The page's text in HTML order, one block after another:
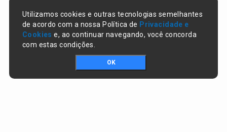
Utilizamos cookies e outras tecnologias semelhantes
de acordo com a nossa Política de Privacidade e
Cookies e, ao continuar navegando, você concorda
com estas condições.
OK